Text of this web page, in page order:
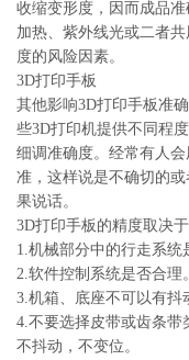
收缩变形度，因而成品
加热、紫外线光或二者
度的风险因素。
3D打印手板
其他影响3D打印手板准
些3D打印机提供不同程
细调准确度。经常有人
准，这样说是不确切的
果说话。
3D打印手板的精度取决
1.机械部分中的行走系统
2.软件控制系统是否合理。
3.机箱、底座不可以有抖
4.不要选择皮带或齿条
不抖动，不变位。